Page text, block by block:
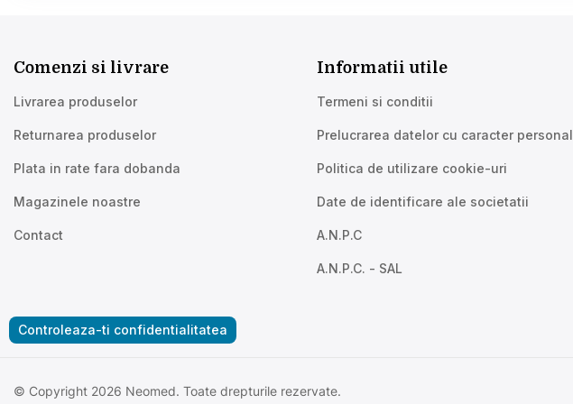
Comenzi si livrare
Livrarea produselor
Returnarea produselor
Plata in rate fara dobanda
Magazinele noastre
Contact
Informatii utile
Termeni si conditii
Prelucrarea datelor cu caracter personal
Politica de utilizare cookie-uri
Date de identificare ale societatii
A.N.P.C
A.N.P.C. - SAL
Controleaza-ti confidentialitatea
© Copyright 2026 Neomed. Toate drepturile rezervate.